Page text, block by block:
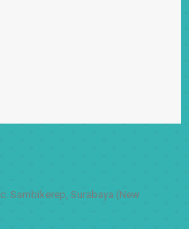
Sambikerep, Surabaya (New